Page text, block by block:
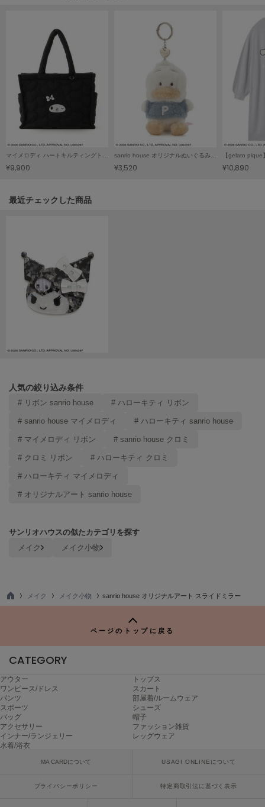
モワージュ
MUCHA
ミュシャ
ニューバランス
nezu
オルグ
オル
パトリック
poláura
プーマ
リーボック
SALOMON
サロモン
sanrio house
サンリオハウス
SESAME STREET MARKET
¥9,900 ¥3,520 ¥10,890
関連記事
最近チェックした商品
人気の絞り込み条件
# リボン sanrio house # ハローキティ リボン
# sanrio house マイメロディ # ハローキティ sanrio house
# マイメロディ リボン # sanrio house クロミ
# クロミ リボン # ハローキティ クロミ
# ハローキティ マイメロディ
# オリジナルアート sanrio house
サンリオハウスの似たカテゴリを探す
メイク メイク小物
TO
メイク メイク小物 sanrio house オリジナルアート スライドミラー
ページのトップに戻る
CATEGORY
アウター
トップス
ワンピース/ドレス
スカート
パンツ
部屋着/ルームウェア
スポーツ
シューズ
バッグ
帽子
アクセサリー
ファッション雑貨
インナー/ランジェリー
レッグウェア
水着/浴衣
MA CARDについて USAGI ONLINEについて
プライバシーポリシー 特定商取引法に基づく表示